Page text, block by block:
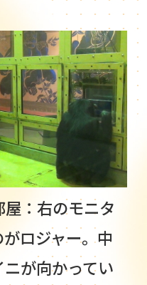
：右のモニタ
ロジャー。中
が向かってい